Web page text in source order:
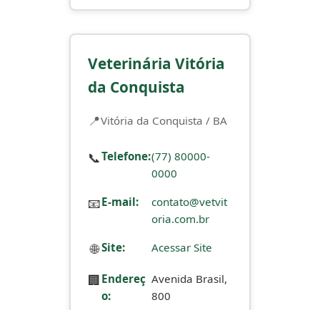
Veterinária Vitória
da Conquista
Vitória da Conquista / BA
📞Telefone:(77) 80000-
0000
📧E-mail:
contato@vetvit
oria.com.br
🌐 Site: Acessar Site
🏢 Endereç
o:
Avenida Brasil,
800